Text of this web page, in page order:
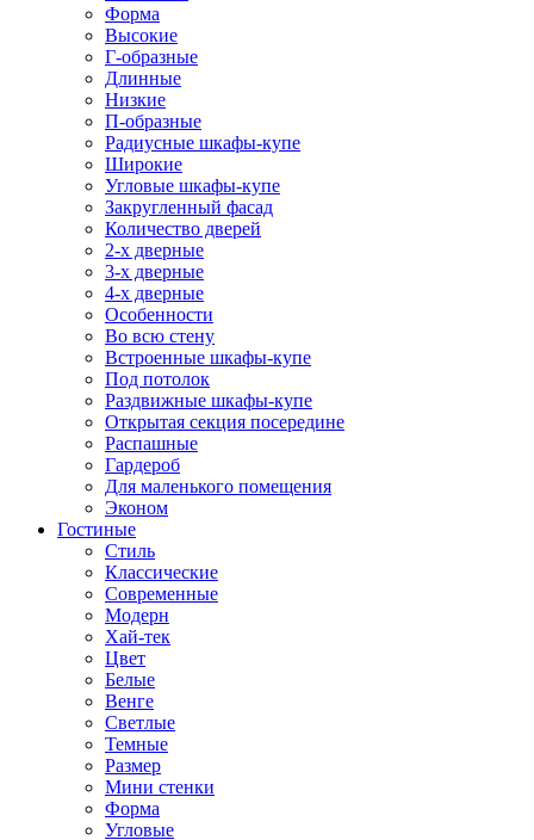
Форма
Высокие
Г-образные
Длинные
Низкие
П-образные
Радиусные шкафы-купе
Широкие
Угловые шкафы-купе
Закругленный фасад
Количество дверей
2-х дверные
3-х дверные
4-х дверные
Особенности
Во всю стену
Встроенные шкафы-купе
Под потолок
Раздвижные шкафы-купе
Открытая секция посередине
Распашные
Гардероб
Для маленького помещения
Эконом
Гостиные
Стиль
Классические
Современные
Модерн
Хай-тек
Цвет
Белые
Венге
Светлые
Темные
Размер
Мини стенки
Форма
Угловые